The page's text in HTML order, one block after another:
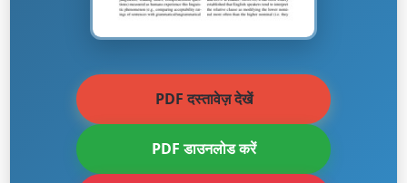
PDF दस्तावेज़ देखें
PDF डाउनलोड करें